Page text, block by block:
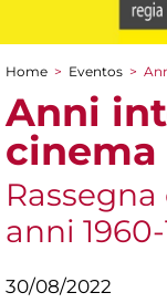
You are here
Home > Eventos >
Anni
cinema
anni 1960-
30/08/2022